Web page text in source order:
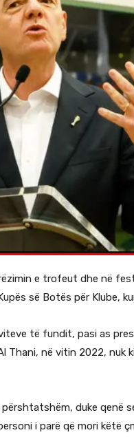
e trofeut dhe në
së Botës për Klube,
të fundit, pasi as
Thani, në vitin 2022,
duke qenë
i parë që mori këtë